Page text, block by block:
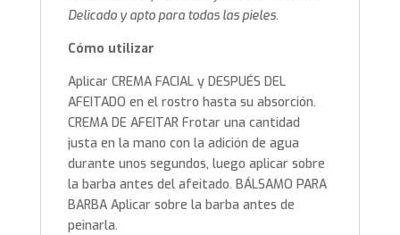
Delicado y apto para todas las pieles.
Cómo utilizar
Aplicar CREMA FACIAL y DESPUÉS DEL
AFEITADO en el rostro hasta su absorción.
CREMA DE AFEITAR Frotar una cantidad
justa en la mano con la adición de agua
durante unos segundos, luego aplicar sobre
la barba antes del afeitado. BÁLSAMO PARA
BARBA Aplicar sobre la barba antes de
peinarla.